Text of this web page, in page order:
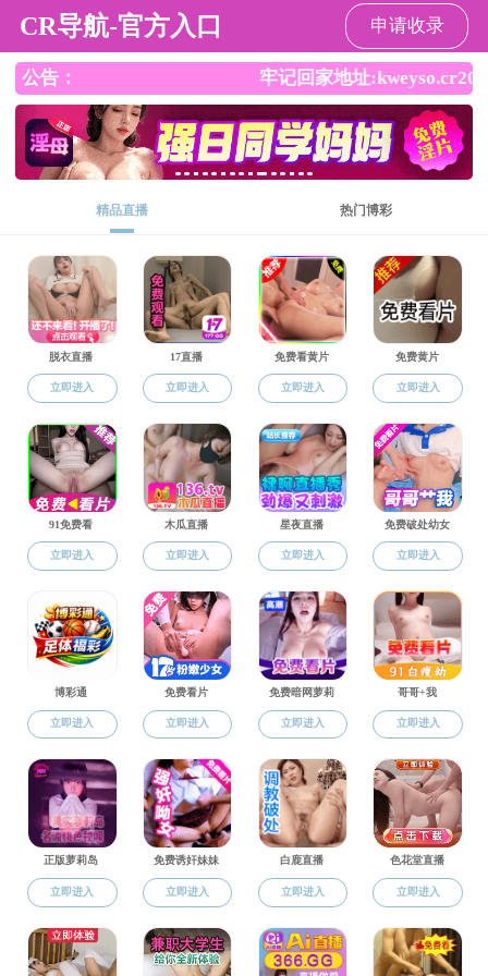
杏吧
杏吧概况 本科生教育
资料下载
工学博士
工学硕士
工程硕士
规章制度
资料下载
资料